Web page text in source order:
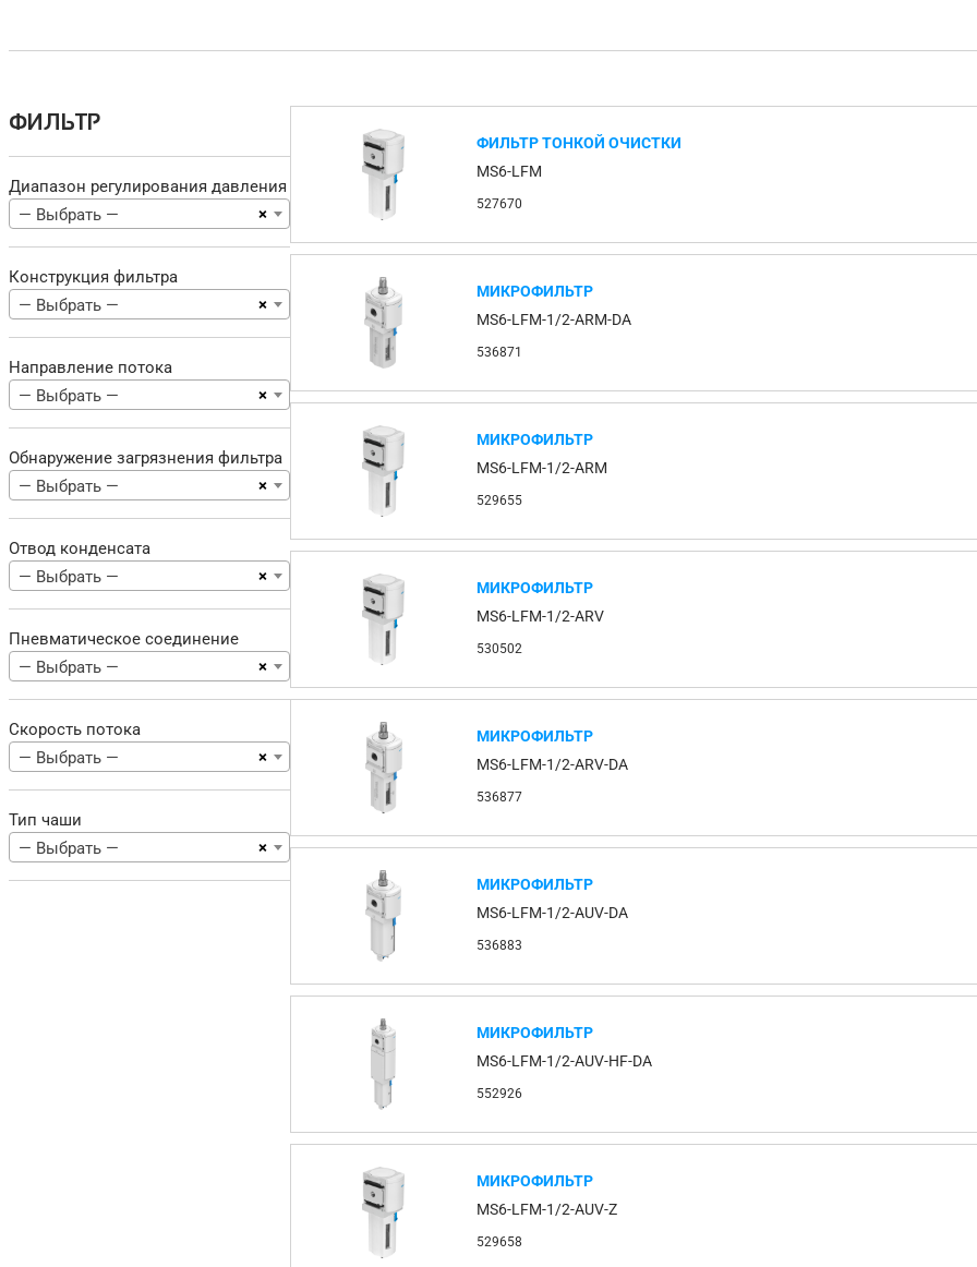
ФИЛЬТР
Диапазон регулирования давления
×
— Выбрать —
Конструкция фильтра
×
— Выбрать —
Направление потока
×
— Выбрать —
Обнаружение загрязнения фильтра
×
— Выбрать —
Отвод конденсата
×
— Выбрать —
Пневматическое соединение
×
— Выбрать —
Скорость потока
×
— Выбрать —
Тип чаши
×
— Выбрать —
ФИЛЬТР ТОНКОЙ ОЧИСТКИ
MS6-LFM
527670
МИКРОФИЛЬТР
MS6-LFM-1/2-ARM-DA
536871
МИКРОФИЛЬТР
MS6-LFM-1/2-ARM
529655
МИКРОФИЛЬТР
MS6-LFM-1/2-ARV
530502
МИКРОФИЛЬТР
MS6-LFM-1/2-ARV-DA
536877
МИКРОФИЛЬТР
MS6-LFM-1/2-AUV-DA
536883
МИКРОФИЛЬТР
MS6-LFM-1/2-AUV-HF-DA
552926
МИКРОФИЛЬТР
MS6-LFM-1/2-AUV-Z
529658